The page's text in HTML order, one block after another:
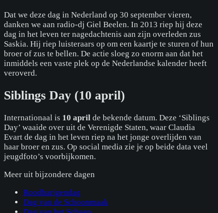
Dat we deze dag in Nederland op 30 september vieren,
danken we aan radio-dj Giel Beelen. In 2013 riep hij deze
dag in het leven ter nagedachtenis aan zijn overleden zus
Saskia. Hij riep luisteraars op om een kaartje te sturen of hun
broer of zus te bellen. De actie sloeg zo enorm aan dat het
inmiddels een vaste plek op de Nederlandse kalender heeft
veroverd.
Siblings Day (10 april)
Internationaal is 10 april de bekende datum. Deze ‘Siblings
Day’ waaide over uit de Verenigde Staten, waar Claudia
Evart de dag in het leven riep na het jonge overlijden van
haar broer en zus. Op social media zie je op beide data veel
jeugdfoto’s voorbijkomen.
Meer uit bijzondere dagen
Roodharigendag
Dag van de Schoonmaak